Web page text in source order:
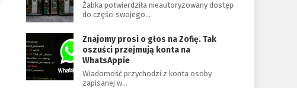
Żabka potwierdziła nieautoryzowany dostęp
do części swojego…
Znajomy prosi o głos na Zofię. Tak
oszuści przejmują konta na
WhatsAppie
Wiadomość przychodzi z konta osoby
zapisanej w…